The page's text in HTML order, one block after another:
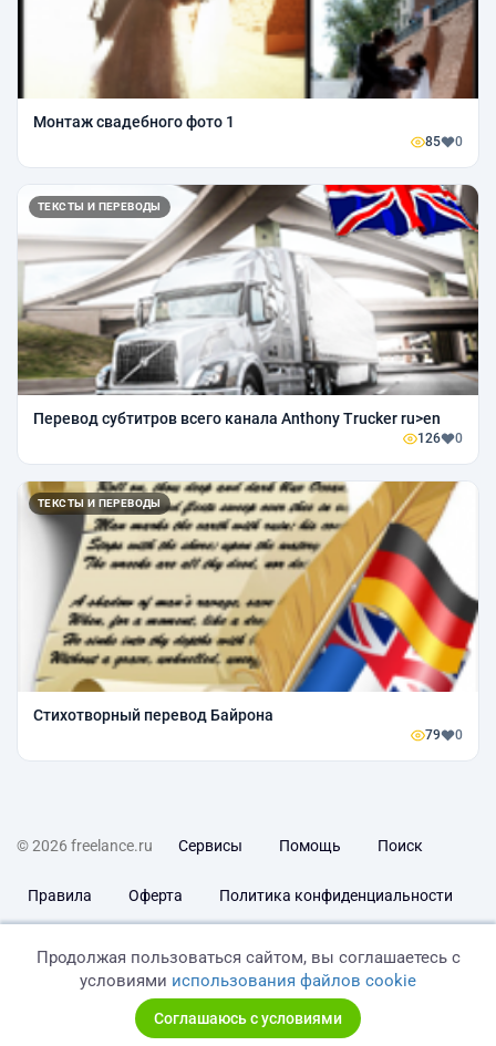
Монтаж свадебного фото 1
85 0
ТЕКСТЫ И ПЕРЕВОДЫ
Перевод субтитров всего канала Anthony Trucker ru>en
126 0
ТЕКСТЫ И ПЕРЕВОДЫ
Стихотворный перевод Байрона
79 0
© 2026 freelance.ru Сервисы Помощь Поиск
Правила Оферта Политика конфиденциальности
Продолжая пользоваться сайтом, вы соглашаетесь с
условиями использования файлов cookie
Соглашаюсь с условиями